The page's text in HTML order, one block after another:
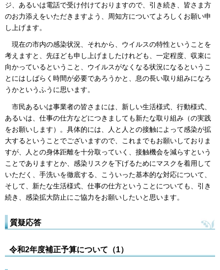
ジ、あるいは電話で受け付けておりますので、引き続き、皆さま方
のお力添えをいただきますよう、周知方についてよろしくお願い申
し上げます。
現在の市内の感染状況、それから、ウイルスの特性ということを
考えますと、先ほども申し上げましたけれども、一定程度、収束に
向かっているということ、ウイルスがなくなる状況になるというこ
とにはしばらく時間が必要であろうかと、息の長い取り組みになろ
うかというふうに思います。
市民あるいは事業者の皆さまには、新しい生活様式、行動様式、
あるいは、仕事の仕方などにつきましても新たな取り組み（の実践
をお願いします）。具体的には、人と人との接触によって感染が拡
大するということでございますので、これまでもお願いしておりま
すが、人との身体距離を十分取っていく、接触機会を減らすという
ことでありますとか、感染リスクを下げるためにマスクを着用して
いただく、手洗いを徹底する、こういった基本的な対応について、
そして、新たな生活様式、仕事の仕方ということについても、引き
続き、感染拡大防止にご協力をお願いしたいと思います。
質疑応答
令和2年度補正予算について（1）